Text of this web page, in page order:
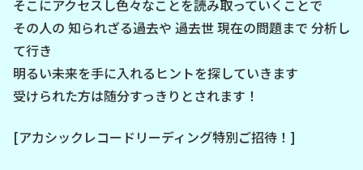
そこにアクセスし色々なことを読み取っていくことで
その人の 知られざる過去や 過去世 現在の問題まで 分析し
て行き
明るい未来を手に入れるヒントを探していきます
受けられた方は随分すっきりとされます！
[アカシックレコードリーディング特別ご招待！]